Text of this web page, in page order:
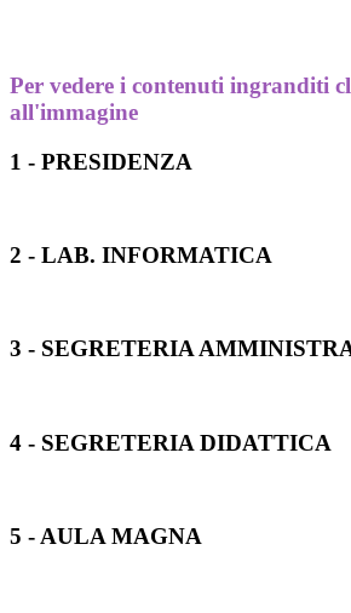
Per vedere i contenuti ingranditi
all'immagine
1 - PRESIDENZA
2 - LAB. INFORMATICA
3 - SEGRETERIA
4 - SEGRETERIA DIDATTICA
5 - AULA MAGNA